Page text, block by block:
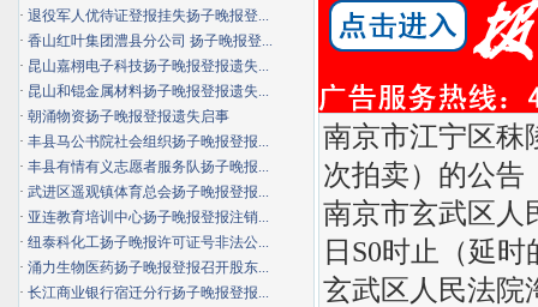
南京市江宁区秣
次拍卖）的公告
南京市玄武区人
日S0时止（延
玄武区人民法院
· 退役军人优待证登报挂失扬子晚报登...
· 香山红叶集团澧县分公司 扬子晚报登...
· 昆山嘉栩电子科技扬子晚报登报遗失...
· 昆山和锟金属材料扬子晚报登报遗失...
· 朝涌物资扬子晚报登报遗失启事
· 丰县马公书院社会组织扬子晚报登报...
· 丰县有情有义志愿者服务队扬子晚报...
· 武进区遥观镇体育总会扬子晚报登报...
· 亚连教育培训中心扬子晚报登报注销...
· 纽泰科化工扬子晚报许可证号非法公...
· 涌力生物医药扬子晚报登报召开股东...
· 长江商业银行宿迁分行扬子晚报登报...